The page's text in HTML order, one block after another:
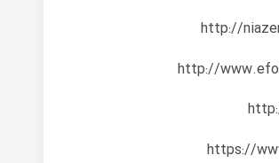
http://
http://
https://